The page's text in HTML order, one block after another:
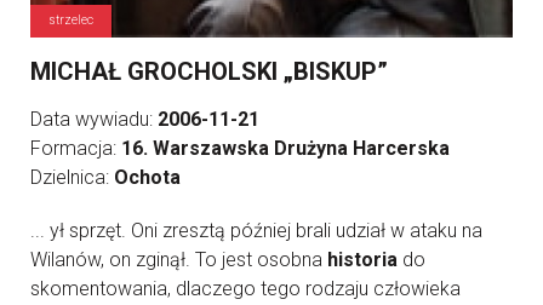
strzelec
MICHAŁ GROCHOLSKI „BISKUP”
Data wywiadu: 2006-11-21
Formacja: 16. Warszawska Drużyna Harcerska
Dzielnica: Ochota
... ył sprzęt. Oni zresztą później brali udział w ataku na
Wilanów, on zginął. To jest osobna historia do
skomentowania, dlaczego tego rodzaju człowieka